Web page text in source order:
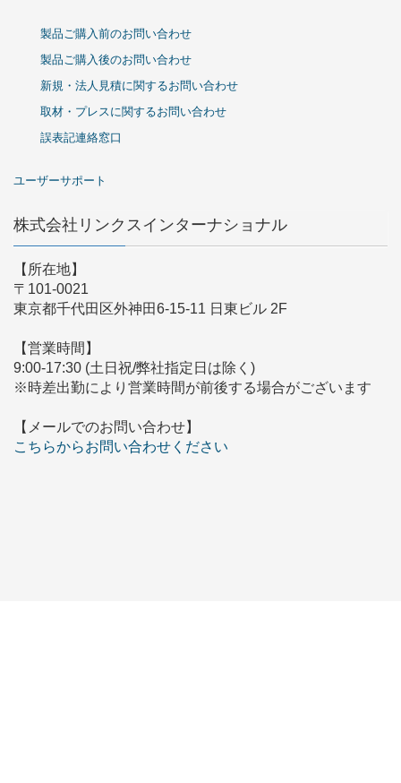
製品ご購入前のお問い合わせ
製品ご購入後のお問い合わせ
新規・法人見積に関するお問い合わせ
取材・プレスに関するお問い合わせ
誤表記連絡窓口
ユーザーサポート
株式会社リンクスインターナショナル
【所在地】
〒101-0021
東京都千代田区外神田6-15-11 日東ビル 2F
【営業時間】
9:00-17:30 (土日祝/弊社指定日は除く)
※時差出勤により営業時間が前後する場合がございます
【メールでのお問い合わせ】
こちらからお問い合わせください